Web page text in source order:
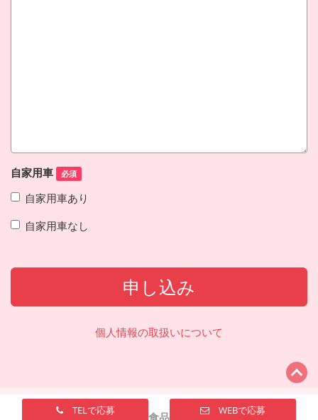
自家用車 必須
自家用車あり
自家用車なし
申し込み
個人情報の取扱いについて
TELで応募 WEBで応募
ナガサワ食品株式会社